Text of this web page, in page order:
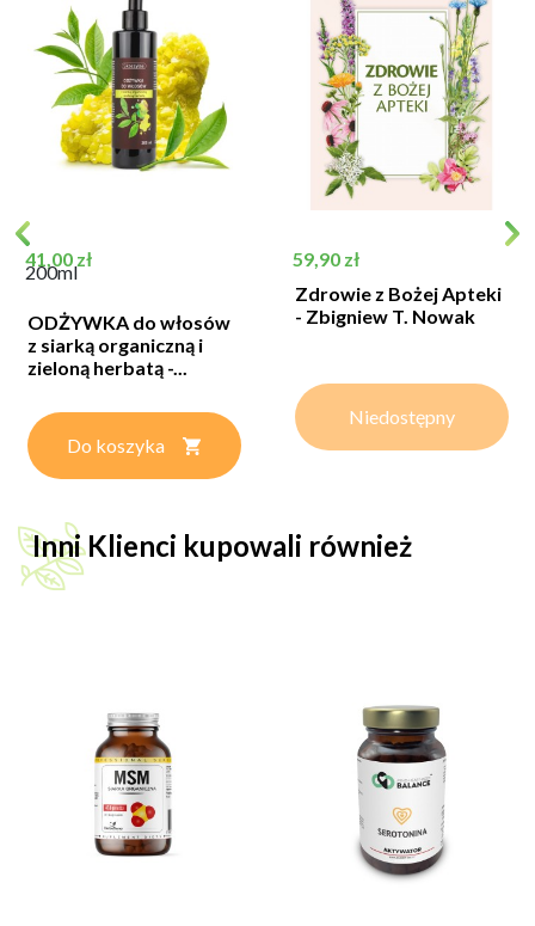
Cena
41,00 zł
200ml
ODŻYWKA do włosów
z siarką organiczną i
zieloną herbatą -...
Do koszyka
Cena
59,90 zł
Zdrowie z Bożej Apteki
- Zbigniew T. Nowak
Niedostępny
Inni Klienci kupowali również